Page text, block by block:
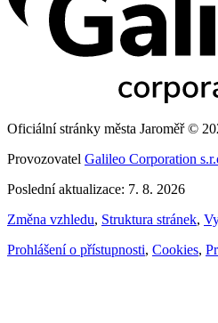
Oficiální stránky města Jaroměř ©
Provozovatel Galileo Corporation
Poslední aktualizace: 7. 8. 2026
Změna vzhledu, Struktura stránek,
Prohlášení o přístupnosti, Cookies,